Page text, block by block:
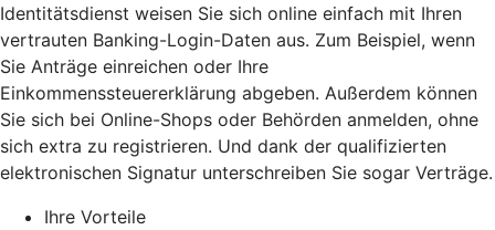
Identitätsdienst weisen Sie sich online einfach mit Ihren
vertrauten Banking-Login-Daten aus. Zum Beispiel, wenn
Sie Anträge einreichen oder Ihre
Einkommenssteuererklärung abgeben. Außerdem können
Sie sich bei Online-Shops oder Behörden anmelden, ohne
sich extra zu registrieren. Und dank der qualifizierten
elektronischen Signatur unterschreiben Sie sogar Verträge.
Ihre Vorteile